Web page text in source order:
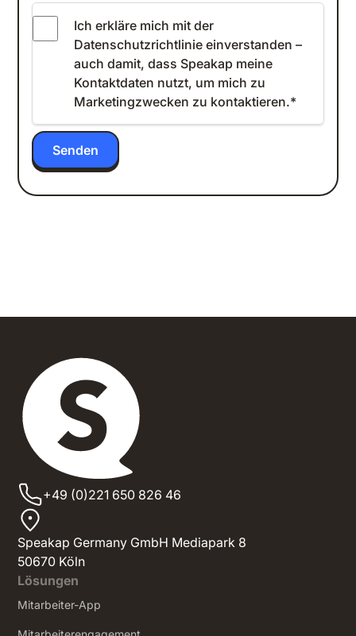
Ich erkläre mich mit der
Datenschutzrichtlinie einverstanden –
auch damit, dass Speakap meine
Kontaktdaten nutzt, um mich zu
Marketingzwecken zu kontaktieren.*
+49 (0)221 650 826 46
Speakap Germany GmbH Mediapark 8
50670 Köln
Lösungen
Mitarbeiter-App